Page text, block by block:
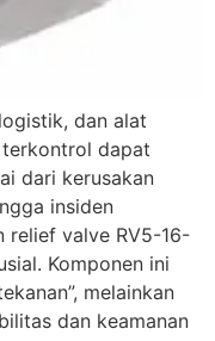
dan alat
dapat
dari kerusakan
insiden
relief valve RV5-16-
Komponen ini
melainkan
dan keamanan